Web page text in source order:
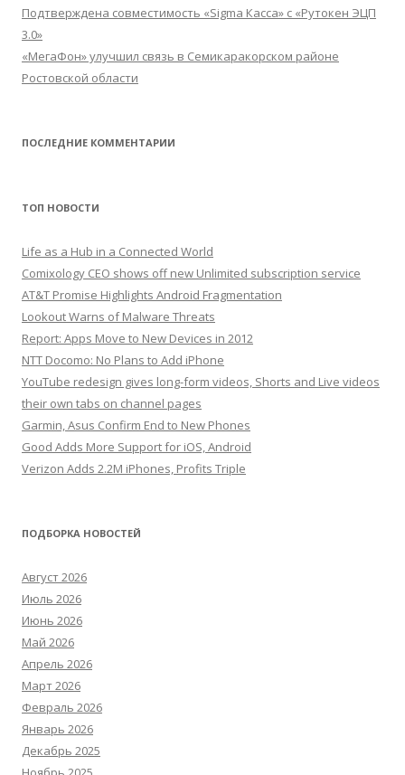
Подтверждена совместимость «Sigma Касса» с «Рутокен ЭЦП
3.0»
«МегаФон» улучшил связь в Семикаракорском районе
Ростовской области
ПОСЛЕДНИЕ КОММЕНТАРИИ
ТОП НОВОСТИ
Life as a Hub in a Connected World
Comixology CEO shows off new Unlimited subscription service
AT&T Promise Highlights Android Fragmentation
Lookout Warns of Malware Threats
Report: Apps Move to New Devices in 2012
NTT Docomo: No Plans to Add iPhone
YouTube redesign gives long-form videos, Shorts and Live videos
their own tabs on channel pages
Garmin, Asus Confirm End to New Phones
Good Adds More Support for iOS, Android
Verizon Adds 2.2M iPhones, Profits Triple
ПОДБОРКА НОВОСТЕЙ
Август 2026
Июль 2026
Июнь 2026
Май 2026
Апрель 2026
Март 2026
Февраль 2026
Январь 2026
Декабрь 2025